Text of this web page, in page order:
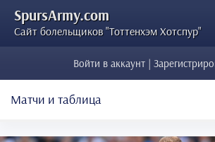
SpursArmy.com
Сайт болельщиков "Тоттенхэм Хотспур"
Войти в аккаунт |
Матчи и таблица